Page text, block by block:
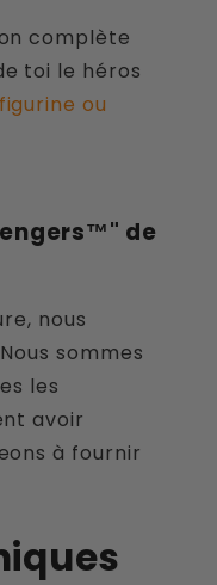
complète
toi le héros
figurine ou
de
nous
sommes
les
avoir
à fournir